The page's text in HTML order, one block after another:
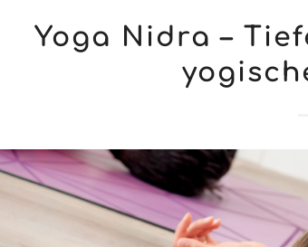
Yoga Nidra –